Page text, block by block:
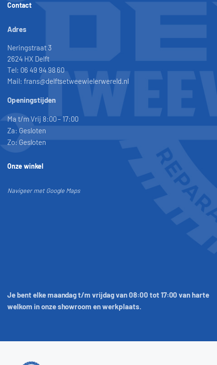
Contact
Adres
Neringstraat 3
2624 HX Delft
Tel: 06 49 94 98 60
Mail: frans@delftsetweewielerwereld.nl
Openingstijden
Ma t/m Vrij 8:00 – 17:00
Za: Gesloten
Zo: Gesloten
Onze winkel
Navigeer met Google Maps
Je bent elke maandag t/m vrijdag van 08:00 tot 17:00 van harte
welkom in onze showroom en werkplaats.